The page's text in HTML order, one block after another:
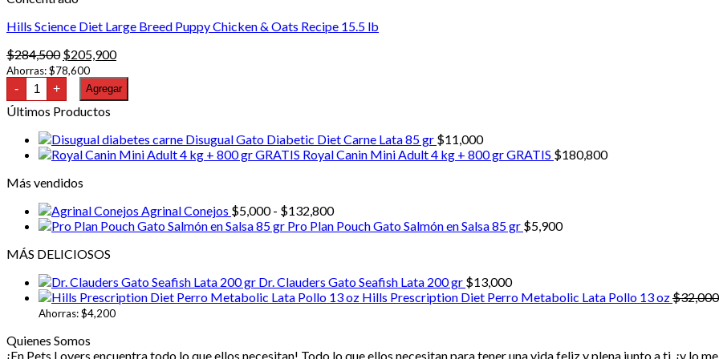
Hills Science Diet Large Breed Puppy Chicken & Oats Recipe 15.5 lb
$284,500 El
precio
original
era:
$284,500.
$205,900El
actual
es:
Ahorras:$78,600
- Hills
Science
Diet
Large
Breed
Puppy
Chicken
Oats
15.5
lb
cantidad
+ Agregar
Últimos Productos
Disugual Gato Diabetic Diet Carne Lata 85 gr $11,000
Royal Canin Mini Adult 4 kg + 800 gr GRATIS $180,800
Más vendidos
Agrinal Conejos $5,000 - $132,800Rango
de
hasta
$132,800
Pro Plan Pouch Gato Salmón en Salsa 85 gr $5,900
MÁS DELICIOSOS
Dr. Clauders Gato Seafish Lata 200 gr $13,000
Hills Prescription Diet Perro Metabolic Lata Pollo 13 oz$32,000
Ahorras:$4,200
Quienes Somos
¡En Pets Lovers encuentra todo lo que ellos necesitan! Todo lo que ellos necesitan para tener una vida feliz y plena junto a ti, ¡y lo